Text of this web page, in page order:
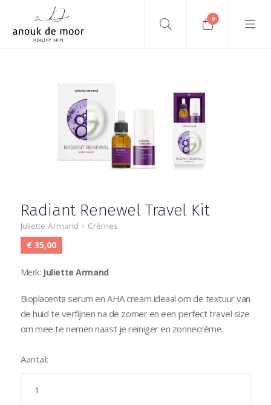
0
Radiant Renewel Travel Kit
Juliette Armand
Crèmes
€ 35,00
Merk: Juliette Armand
Bioplacenta serum en AHA cream ideaal om de textuur van
de huid te verfijnen na de zomer en een perfect travel size
om mee te nemen naast je reiniger en zonnecrème.
Aantal: